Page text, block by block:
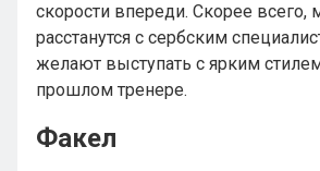
скорости впереди. Скорее всего,
расстанутся с сербским
желают выступать с ярким
прошлом тренере.
Факел